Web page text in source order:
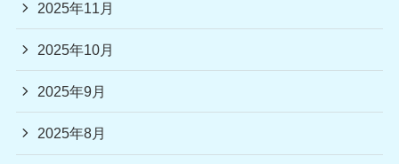
2025年11月
2025年10月
2025年9月
2025年8月